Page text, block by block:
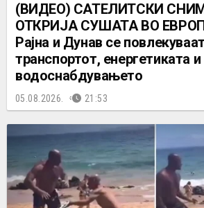
(ВИДЕО) САТЕЛИТСКИ СНИМКИ ЈА
ОТКРИЈА СУШАТА ВО
Рајна и Дунав се
транспортот, енергетиката и
водоснабдувањето
05.08.2026. 21:53